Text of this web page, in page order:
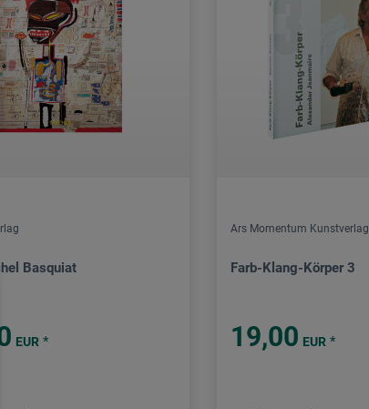
Basquiat
EUR *
Ars Momentum Kunstverlag
Farb-Klang-Körper 3
19,00 EUR *